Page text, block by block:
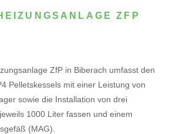
ZFP
ZfP in Biberach umfasst den
Pelletskessels mit einer Leistung von
sowie die Installation von drei
1000 Liter fassen und einem
(MAG).